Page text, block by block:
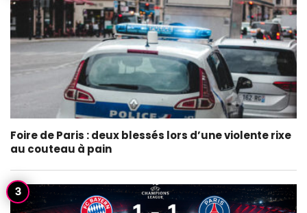
Foire de Paris : deux blessés lors d’une violente rixe
au couteau à pain